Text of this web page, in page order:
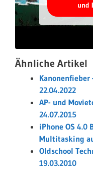
und
Ähnliche Artikel
Kanonenfieber
22.04.2022
AP- und
24.07.2015
iPhone OS 4.0
Multitasking
Oldschool
19.03.2010